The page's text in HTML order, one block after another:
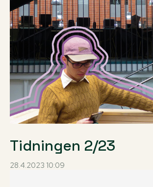
Tidningen 2/23
28.4.2023 10:09